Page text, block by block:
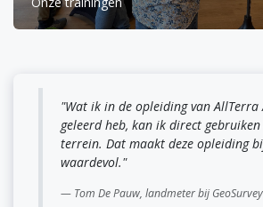
"Wat ik in de opleiding van AllTerra
geleerd heb, kan ik direct
terrein. Dat maakt deze opleiding
waardevol."
Tom De Pauw, landmeter bij GeoSurvey